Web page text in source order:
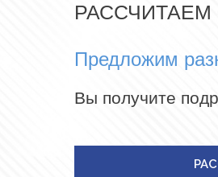
Предложим
Вы получите